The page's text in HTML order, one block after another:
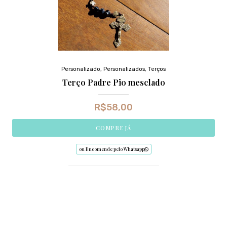
Personalizado, Personalizados, Terços
Terço Padre Pio mesclado
R$58,00
COMPRE JÁ
ou Encomende pelo Whatsapp